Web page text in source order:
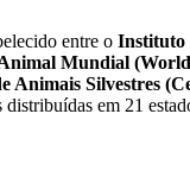
entre o Instituto
Mundial
Animais Silvestres
distribuídas em 21